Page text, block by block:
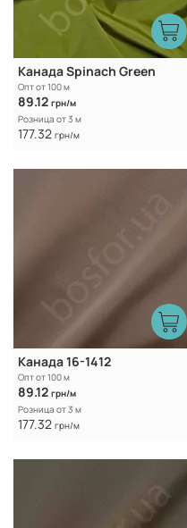
Канада Spinach Green
Опт от 100 м
89.12 грн/м
Розница от 3 м
177.32 грн/м
Канада 16-1412
Опт от 100 м
89.12 грн/м
Розница от 3 м
177.32 грн/м